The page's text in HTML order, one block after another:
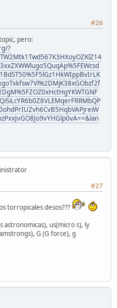
#26
pero:
?
#27
torropicales desos???
astronomicas), us(micro s), ly
G (G force), g